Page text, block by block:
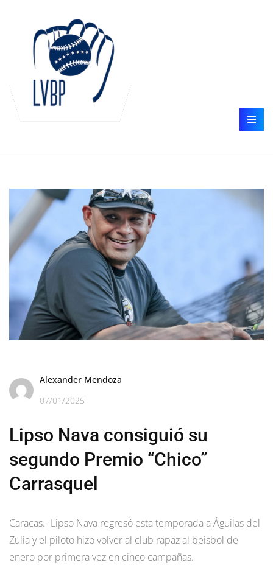
Alexander Mendoza
07/01/2025
Lipso Nava consiguió su
segundo Premio “Chico”
Carrasquel
Caracas.- Lipso Nava regresó esta temporada a Águilas del
Zulia y el piloto hizo volver al club rapaz al beisbol de
enero por primera vez en cinco campañas.